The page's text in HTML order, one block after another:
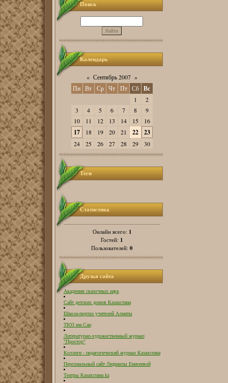
Поиск
Календарь
« Сентябрь 2007 »
Пн Вт Ср Чт Пт Сб Вс
1
2
3
4 5 6 7 8
9
10
11 12 13 14 15 16
17 18 19 20 21 22 23
24 25 26 27 28 29 30
Теги
Статистика
Онлайн всего: 1
Гостей: 1
Пользователей: 0
Друзья сайта
Академия сказочных наук
Сайт детских домов Казахстана
Школа-портал учителей Алматы
ТЮЗ им.Сац
Литературно-художественный журнал
"Простор"
Коллеги - педагогический журнал Казахстана
Персональный сайт Людмилы Енисеевой
Театры Казахстана.kz